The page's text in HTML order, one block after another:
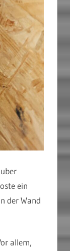
ein
der Wand
allem,